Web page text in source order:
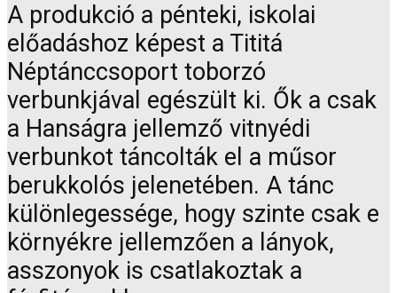
A produkció a pénteki, iskolai
előadáshoz képest a Tititá
Néptánccsoport toborzó
verbunkjával egészült ki. Ők a csak
a Hanságra jellemző vitnyédi
verbunkot táncolták el a műsor
berukkolós jelenetében. A tánc
különlegessége, hogy szinte csak e
környékre jellemzően a lányok,
asszonyok is csatlakoztak a